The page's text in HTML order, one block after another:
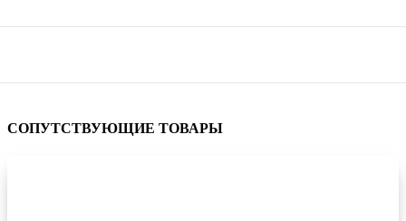
СОПУТСТВУЮЩИЕ ТОВАРЫ